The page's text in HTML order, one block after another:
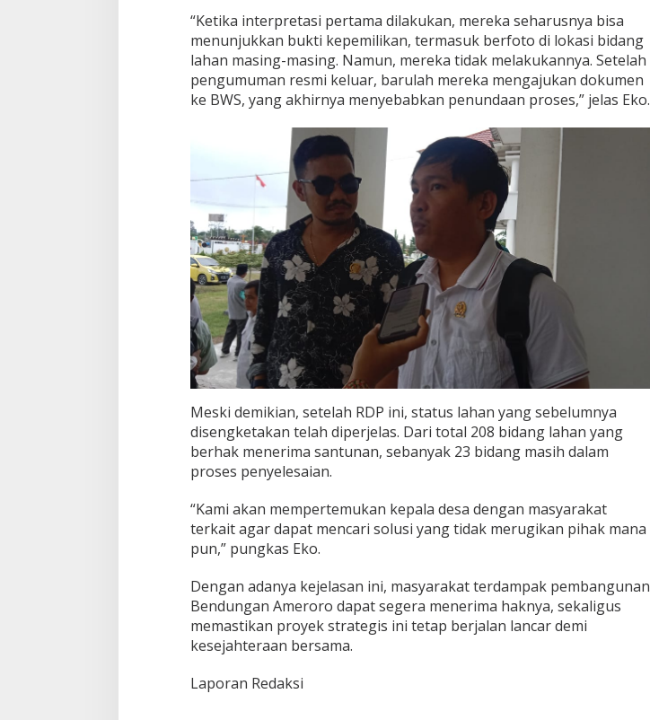
“Ketika interpretasi pertama dilakukan, mereka seharusnya bisa
menunjukkan bukti kepemilikan, termasuk berfoto di lokasi bidang
lahan masing-masing. Namun, mereka tidak melakukannya. Setelah
pengumuman resmi keluar, barulah mereka mengajukan dokumen
ke BWS, yang akhirnya menyebabkan penundaan proses,” jelas Eko.
Meski demikian, setelah RDP ini, status lahan yang sebelumnya
disengketakan telah diperjelas. Dari total 208 bidang lahan yang
berhak menerima santunan, sebanyak 23 bidang masih dalam
proses penyelesaian.
“Kami akan mempertemukan kepala desa dengan masyarakat
terkait agar dapat mencari solusi yang tidak merugikan pihak mana
pun,” pungkas Eko.
Dengan adanya kejelasan ini, masyarakat terdampak pembangunan
Bendungan Ameroro dapat segera menerima haknya, sekaligus
memastikan proyek strategis ini tetap berjalan lancar demi
kesejahteraan bersama.
Laporan Redaksi